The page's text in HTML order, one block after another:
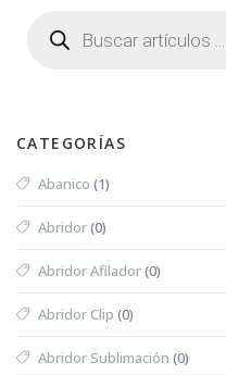
CATEGORÍAS
Abanico (1)
Abridor(0)
Abridor Afilador(0)
Abridor Clip (0)
Abridor Sublimación (0)